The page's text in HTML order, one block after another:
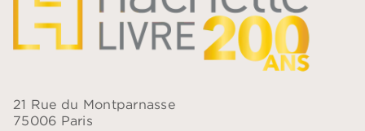
21 Rue du Montparnasse
75006 Paris